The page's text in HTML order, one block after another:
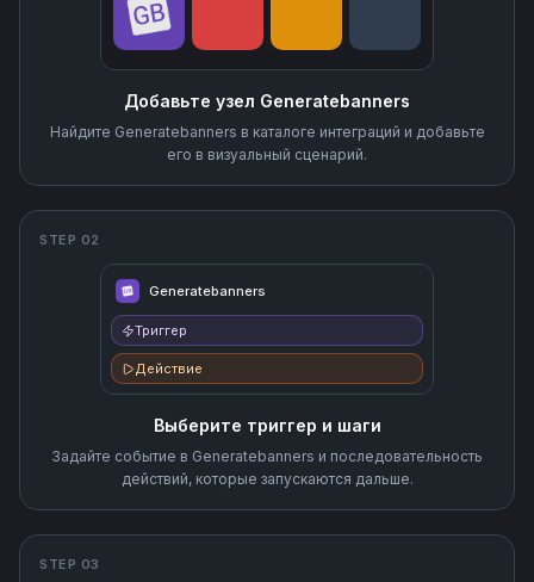
Добавьте узел Generatebanners
Найдите Generatebanners в каталоге интеграций и добавьте
его в визуальный сценарий.
STEP 02
Generatebanners
Триггер
Действие
Выберите триггер и шаги
Задайте событие в Generatebanners и последовательность
действий, которые запускаются дальше.
STEP 03